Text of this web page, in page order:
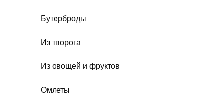
Бутерброды
Из творога
Из овощей и фруктов
Омлеты